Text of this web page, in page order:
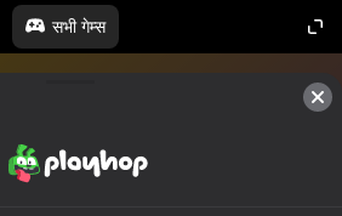
सभी गेम्स